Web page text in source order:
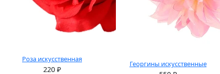
Роза искусственная
220 ₽
Георгины искусственные